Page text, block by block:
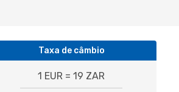
Taxa de câmbio
1 EUR = 19 ZAR